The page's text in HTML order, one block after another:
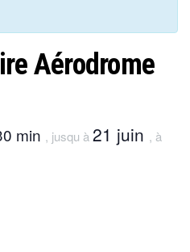
Aérodrome
min , jusqu à 21 juin , à